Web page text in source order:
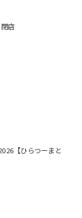
店
【ひらつーまと